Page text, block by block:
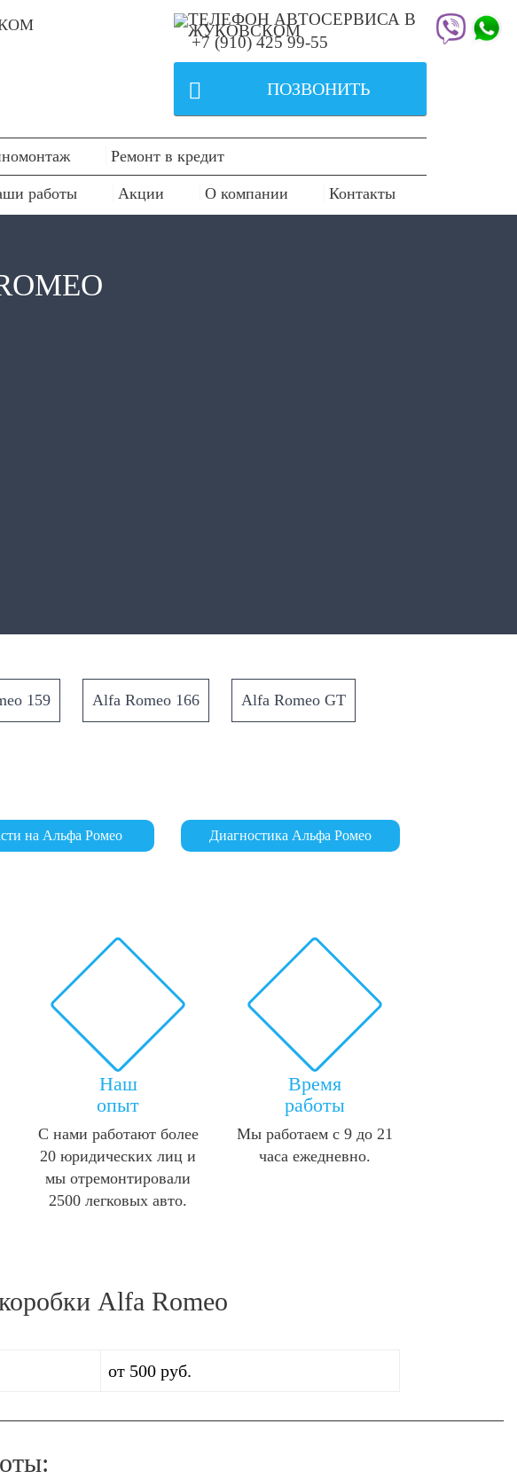
+7 (910) 425 99-55
 ПОЗВОНИТЬ
Ремонт в кредит
работы Акции О компании Контакты
159 Alfa Romeo 166 Alfa Romeo GT
на Альфа Ромео Диагностика Альфа Ромео
Наш
опыт
С нами работают более
20 юридических лиц и
мы отремонтировали
2500 легковых авто.
Время
работы
Мы работаем с 9 до 21
часа ежедневно.
Alfa Romeo
от 500 руб.